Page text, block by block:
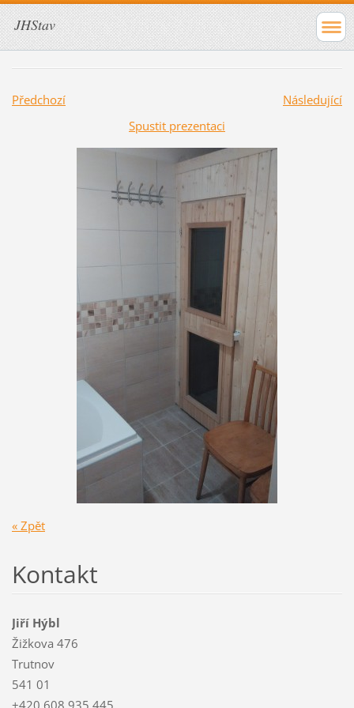
JHStav
Předchozí
Následující
Spustit prezentaci
« Zpět
Kontakt
Jiří Hýbl
Žižkova 476
Trutnov
541 01
+420 608 935 445